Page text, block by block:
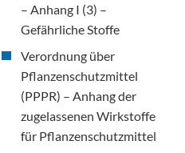
– Anhang I (3) –
Gefährliche Stoffe
Verordnung über
Pflanzenschutzmittel
(PPPR) – Anhang der
zugelassenen Wirkstoffe
für Pflanzenschutzmittel